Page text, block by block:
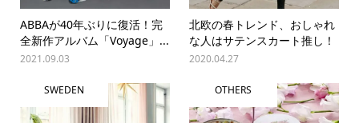
ABBAが40年ぶりに復活！完
全新作アルバム「Voyage」...
2021.09.03
北欧の春トレンド、おしゃれ
な人はサテンスカート推し！
2020.04.27
SWEDEN OTHERS